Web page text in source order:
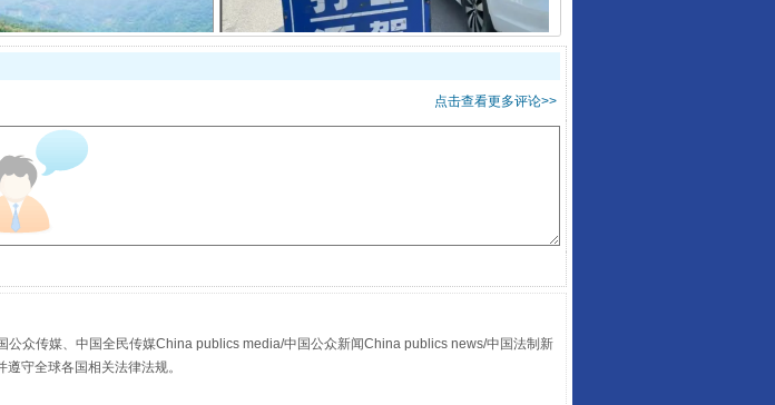
大学，有这些资助
点击查看更多评论>>
众传媒、中国全民传媒China publics media/中国公众新闻China publics news/中国法制新
守全球各国相关法律法规。